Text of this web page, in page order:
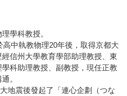
學科教授。
中執教物理20年後，取得京都大
信州大學教育學部助理教授、東
科助理教授、副教授，現任正教
。
地震後發起了「連心企劃（つな